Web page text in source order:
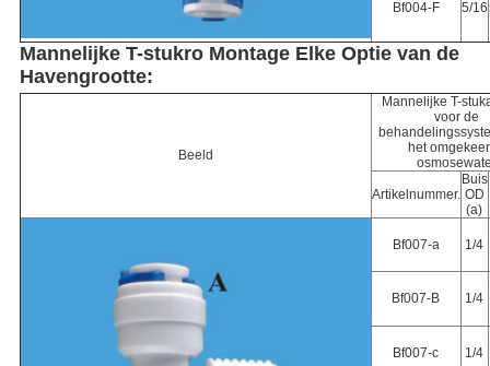
Bf004-F 5/16
Mannelijke T-stukro Montage Elke Optie van de
Havengrootte:
Beeld
Mannelijke T-
voor de
het
Artikelnummer.
Buis
OD
(a)
Bf007-a 1/4
Bf007-B 1/4
Bf007-c 1/4